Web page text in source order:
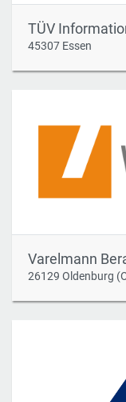
TÜV
45307 Essen
Varelmann
26129 Oldenburg